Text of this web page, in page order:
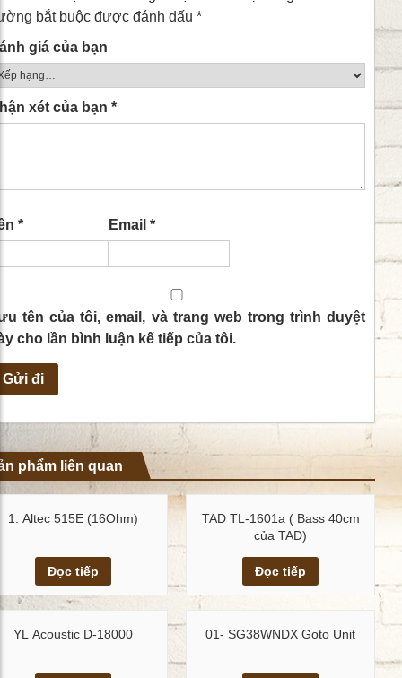
bắt buộc được đánh dấu *
giá của bạn
xét của bạn *
* Email*
tên của tôi, email, và trang web trong trình duyệt
cho lần bình luận kế tiếp của tôi.
phẩm liên quan
Xem chi tiết
1. Altec 515E (16Ohm)
Đọc tiếp
Xem chi tiết
TAD TL-1601a ( Bass 40cm
của TAD)
Đọc tiếp
YL Acoustic D-18000 01- SG38WNDX Goto Unit